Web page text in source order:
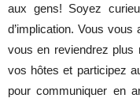
aux gens! Soyez
d’implication. Vous
vous en reviendrez plus
vos hôtes et participez
pour communiquer en